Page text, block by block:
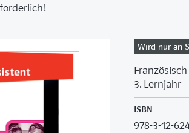
Wird nur an
Französisch
3. Lernjahr
ISBN
978-3-12-